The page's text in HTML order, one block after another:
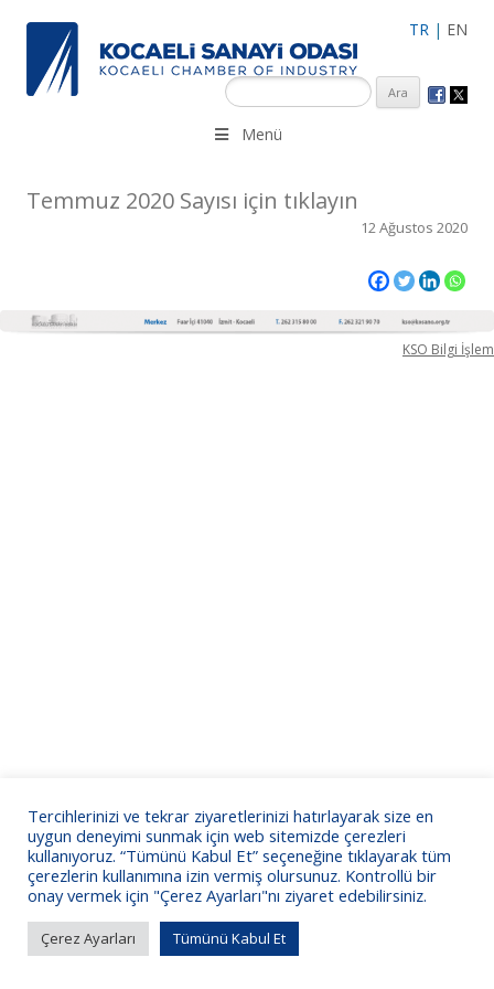
TR | EN
KSO 3500’ü aşkın sanayi kuruluşuna uzman çalışanları ile İzmit
Merkez, Çayırova, Dilovası, Gebze ve İMES OSB’deki ofisleri ile
Menü
Temmuz 2020 Sayısı için tıklayın
12 Ağustos 2020
KSO Bilgi İşlem
Tercihlerinizi ve tekrar ziyaretlerinizi hatırlayarak size en
uygun deneyimi sunmak için web sitemizde çerezleri
kullanıyoruz. “Tümünü Kabul Et” seçeneğine tıklayarak tüm
çerezlerin kullanımına izin vermiş olursunuz. Kontrollü bir
onay vermek için "Çerez Ayarları"nı ziyaret edebilirsiniz.
Çerez Ayarları Tümünü Kabul Et